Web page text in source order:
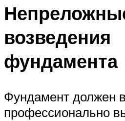
возведения
фундамента
Фундамент должен
профессионально